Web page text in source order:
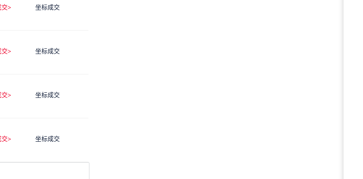
> 坐标成交
> 坐标成交
> 坐标成交
> 坐标成交